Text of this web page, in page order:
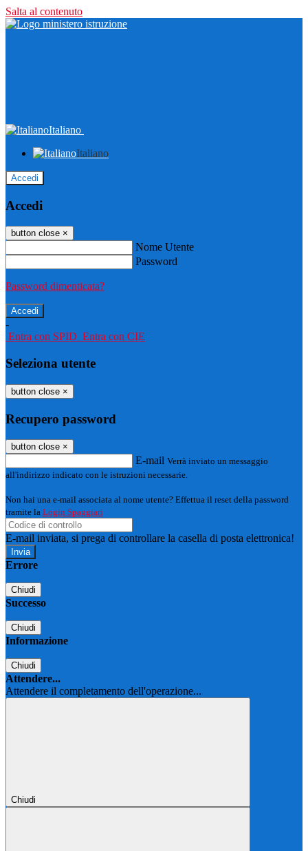
Salta al contenuto
Italiano
Italiano
Accedi
Accedi
button close ×
Nome Utente
Password
Password dimenticata?
-
Entra con SPID Entra con CIE
Seleziona utente
button close ×
Recupero password
button close ×
E-mail Verrà inviato un messaggio
all'indirizzo indicato con le istruzioni necessarie.
Non hai una e-mail associata al nome utente? Effettua il reset della password
tramite la Login Spaggiari
E-mail inviata, si prega di controllare la casella di posta elettronica!
Errore
Chiudi
Successo
Chiudi
Informazione
Chiudi
Attendere...
Attendere il completamento dell'operazione...
Chiudi